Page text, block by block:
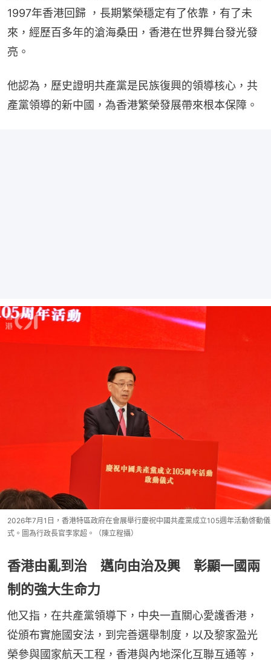
1997年香港回歸 ，長期繁榮穩定有了依靠，有了未
來，經歷百多年的滄海桑田，香港在世界舞台發光發
亮。
他認為，歷史證明共產黨是民族復興的領導核心，共
產黨領導的新中國，為香港繁榮發展帶來根本保障。
2026年7月1日，香港特區政府在會展舉行慶祝中國共產黨成立105週年活動啓動儀
式。圖為行政長官李家超。（陳立程攝）
香港由亂到治 邁向由治及興 彰顯一國兩
制的強大生命力
他又指，在共產黨領導下，中央一直關心愛護香港，
從頒布實施國安法，到完善選舉制度，以及黎家盈光
榮參與國家航天工程，香港與內地深化互聯互通等，